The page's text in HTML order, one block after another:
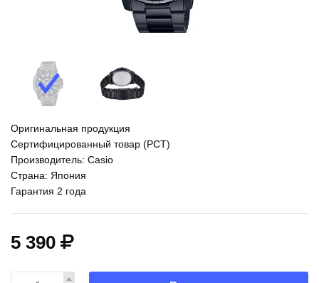
Оригинальная продукция
Сертифицированный товар (РСТ)
Производитель: Casio
Страна: Япония
Гарантия 2 года
5 390